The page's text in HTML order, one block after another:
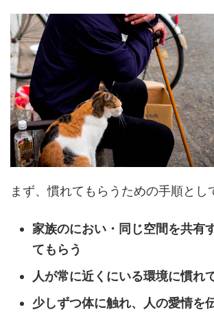
まず、慣れてもらうための手順とし
家族のにおい・同じ空間を共有
てもらう
人が常に近くにいる環境に慣れ
少しずつ体に触れ、人の愛情を